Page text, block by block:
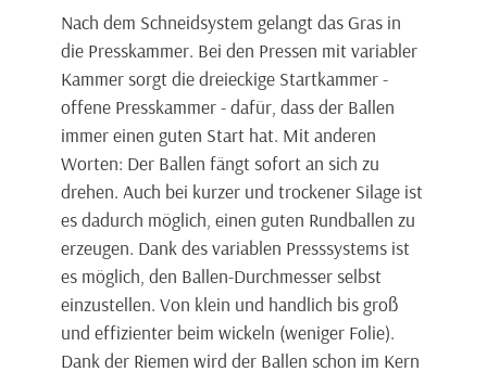
Nach dem Schneidsystem gelangt das Gras in
die Presskammer. Bei den Pressen mit variabler
Kammer sorgt die dreieckige Startkammer -
offene Presskammer - dafür, dass der Ballen
immer einen guten Start hat. Mit anderen
Worten: Der Ballen fängt sofort an sich zu
drehen. Auch bei kurzer und trockener Silage ist
es dadurch möglich, einen guten Rundballen zu
erzeugen. Dank des variablen Presssystems ist
es möglich, den Ballen-Durchmesser selbst
einzustellen. Von klein und handlich bis groß
und effizienter beim wickeln (weniger Folie).
Dank der Riemen wird der Ballen schon im Kern